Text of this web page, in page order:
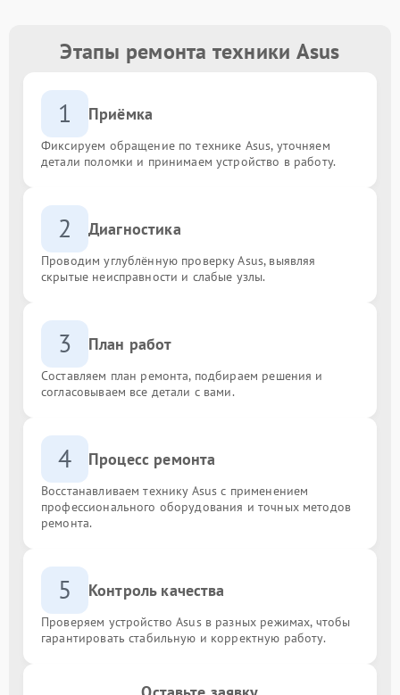
Этапы ремонта техники Asus
1 Приёмка
Фиксируем обращение по технике Asus, уточняем
детали поломки и принимаем устройство в работу.
2 Диагностика
Проводим углублённую проверку Asus, выявляя
скрытые неисправности и слабые узлы.
3 План работ
Составляем план ремонта, подбираем решения и
согласовываем все детали с вами.
4 Процесс ремонта
Восстанавливаем технику Asus с применением
профессионального оборудования и точных методов
ремонта.
5 Контроль качества
Проверяем устройство Asus в разных режимах, чтобы
гарантировать стабильную и корректную работу.